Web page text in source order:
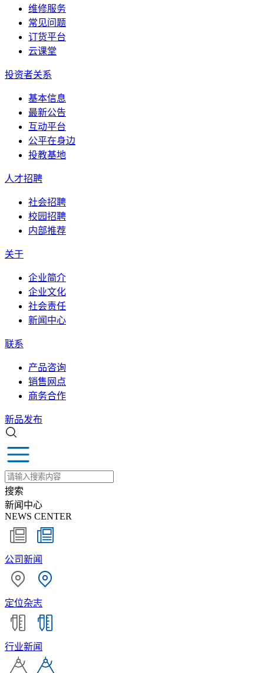
维修服务
常见问题
订货平台
云课堂
投资者关系
基本信息
最新公告
互动平台
公平在身边
投教基地
人才招聘
社会招聘
校园招聘
内部推荐
关于
企业简介
企业文化
社会责任
新闻中心
联系
产品咨询
销售网点
商务合作
新品发布
搜索
新闻中心
NEWS CENTER
公司新闻
定位杂志
行业新闻